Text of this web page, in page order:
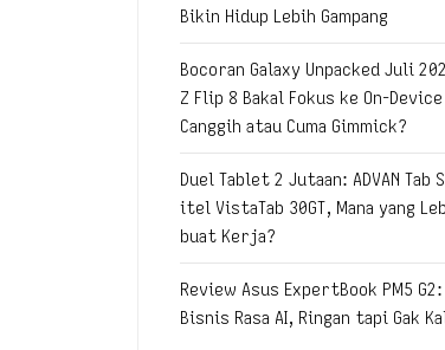
Bikin Hidup Lebih Gampang
Bocoran Galaxy Unpacked Juli
Z Flip 8 Bakal Fokus ke On-
Canggih atau Cuma Gimmick?
Duel Tablet 2 Jutaan: ADVAN Tab
itel VistaTab 30GT, Mana yang
buat Kerja?
Review Asus ExpertBook PM5
Bisnis Rasa AI, Ringan tapi Gak